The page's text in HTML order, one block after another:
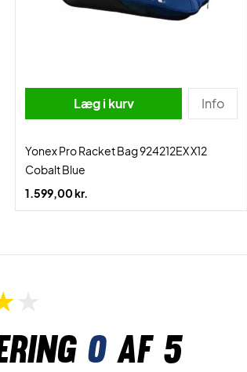
Læg i kurv Info
Yonex Pro Racket Bag 924212EX X12
Cobalt Blue
1.599,00 kr.
0af 5